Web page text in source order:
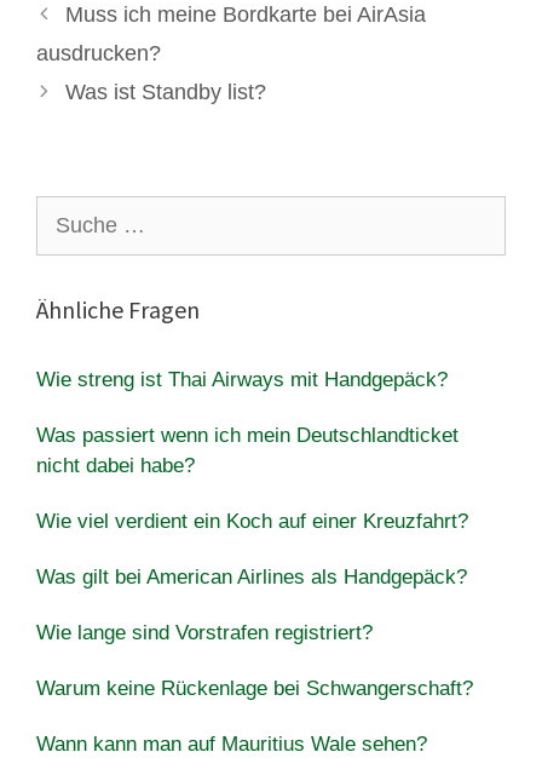
Muss ich meine Bordkarte bei AirAsia
ausdrucken?
Was ist Standby list?
nach:
Ähnliche Fragen
Wie streng ist Thai Airways mit Handgepäck?
Was passiert wenn ich mein Deutschlandticket
nicht dabei habe?
Wie viel verdient ein Koch auf einer Kreuzfahrt?
Was gilt bei American Airlines als Handgepäck?
Wie lange sind Vorstrafen registriert?
Warum keine Rückenlage bei Schwangerschaft?
Wann kann man auf Mauritius Wale sehen?